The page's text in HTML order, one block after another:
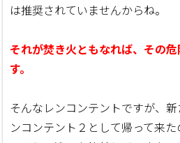
は推奨されていませんからね。
それが焚き火ともなれば、その
す。
そんなレンコンテントですが、
ンコンテント２として帰って来